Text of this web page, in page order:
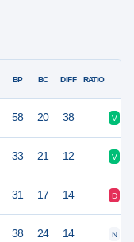
BP BC DIFF RATIO
58 20 38 V
33 21 12 V
31 17 14 D
38 24 14 N